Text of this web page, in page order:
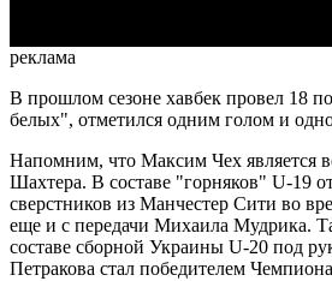
реклама
В прошлом сезоне хавбек провел 18
белых", отметился одним голом и
Напомним, что Максим Чех является
Шахтера. В составе "горняков" U-19
сверстников из Манчестер Сити во
еще и с передачи Михаила Мудрика.
составе сборной Украины U-20 под
Петракова стал победителем